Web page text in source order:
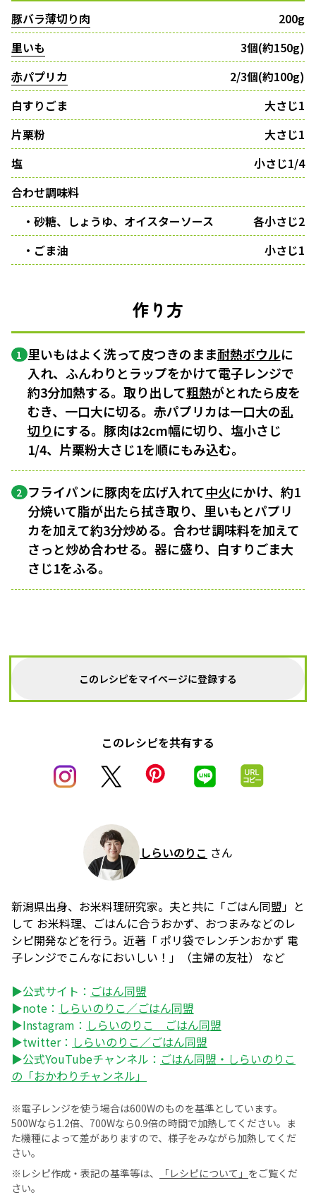
豚バラ薄切り肉
200g
里いも
3個(約150g)
赤パプリカ
2/3個(約100g)
白すりごま
大さじ1
片栗粉
大さじ1
塩
小さじ1/4
合わせ調味料
・砂糖、しょうゆ、オイスターソース
各小さじ2
・ごま油
小さじ1
作り方
1 里いもはよく洗って皮つきのまま耐熱ボウルに
入れ、ふんわりとラップをかけて電子レンジで
約3分加熱する。取り出して粗熱がとれたら皮を
むき、一口大に切る。赤パプリカは一口大の乱
切りにする。豚肉は2cm幅に切り、塩小さじ
1/4、片栗粉大さじ1を順にもみ込む。
2 フライパンに豚肉を広げ入れて中火にかけ、約1
分焼いて脂が出たら拭き取り、里いもとパプリ
カを加えて約3分炒める。合わせ調味料を加えて
さっと炒め合わせる。器に盛り、白すりごま大
さじ1をふる。
このレシピをマイページに登録する
このレシピを共有する
しらいのりこ さん
新潟県出身、お米料理研究家。夫と共に「ごはん同盟」と
して お米料理、ごはんに合うおかず、おつまみなどのレ
シピ開発などを行う。近著「 ポリ袋でレンチンおかず 電
子レンジでこんなにおいしい！」（主婦の友社） など
▶公式サイト： ごはん同盟
▶note： しらいのりこ／ごはん同盟
▶Instagram： しらいのりこ ごはん同盟
▶twitter： しらいのりこ／ごはん同盟
▶公式YouTubeチャンネル： ごはん同盟・しらいのりこ
の「おかわりチャンネル」
※電子レンジを使う場合は600Wのものを基準としています。
500Wなら1.2倍、700Wなら0.9倍の時間で加熱してください。ま
た機種によって差がありますので、様子をみながら加熱してくだ
さい。
※レシピ作成・表記の基準等は、
「レシピについて」 をご覧くだ
さい。